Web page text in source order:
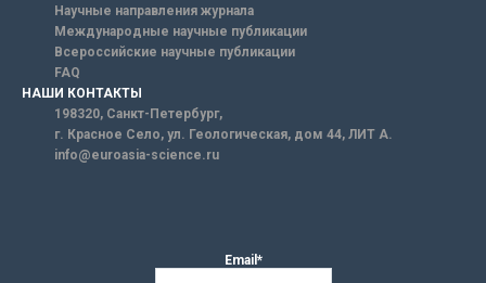
Научные направления журнала
Международные научные публикации
Всероссийские научные публикации
FAQ
НАШИ КОНТАКТЫ
198320, Санкт-Петербург,
г. Красное Село, ул. Геологическая, дом 44, ЛИТ А.
info@euroasia-science.ru
Email*